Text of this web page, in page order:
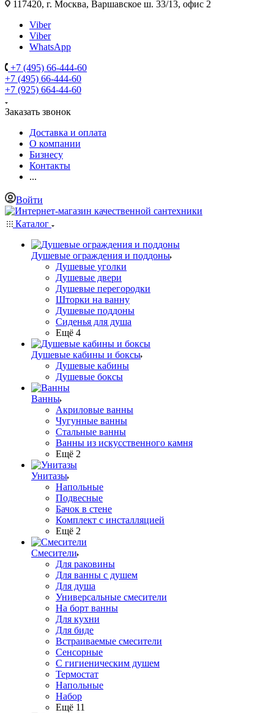
117420, г. Москва, Варшавское ш. 33/13, офис 2
Viber
Viber
WhatsApp
+7 (495) 66-444-60
+7 (495) 66-444-60
+7 (925) 664-44-60
Заказать звонок
Доставка и оплата
О компании
Бизнесу
Контакты
...
Войти
Каталог
Душевые ограждения и поддоны
Душевые уголки
Душевые двери
Душевые перегородки
Шторки на ванну
Душевые поддоны
Сиденья для душа
Ещё 4
Душевые кабины и боксы
Душевые кабины
Душевые боксы
Ванны
Акриловые ванны
Чугунные ванны
Стальные ванны
Ванны из искусственного камня
Ещё 2
Унитазы
Напольные
Подвесные
Бачок в стене
Комплект с инсталляцией
Ещё 2
Смесители
Для раковины
Для ванны с душем
Для душа
Универсальные смесители
На борт ванны
Для кухни
Для биде
Встраиваемые смесители
Сенсорные
С гигиеническим душем
Термостат
Напольные
Набор
Ещё 11